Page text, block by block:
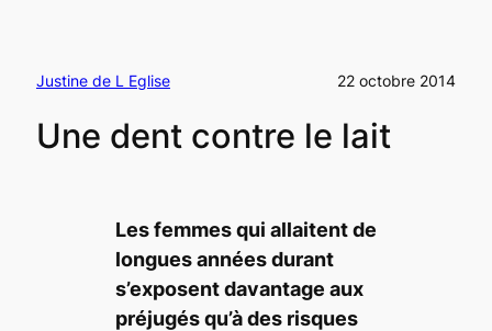
Justine de L Eglise 22 octobre 2014
Une dent contre le lait
Les femmes qui allaitent de
longues années durant
s’exposent davantage aux
préjugés qu’à des risques